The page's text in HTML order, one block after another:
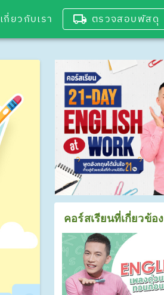
เกี่ยวกับเรา ตรวจสอบพัสดุ
คอร์สเรียนที่เกี่ยวข้อง